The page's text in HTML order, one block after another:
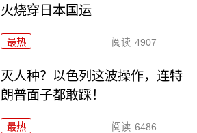
火烧穿日本国运
最热 阅读 4907
灭人种？以色列这波操作，连特
朗普面子都敢踩！
最热 阅读 6486